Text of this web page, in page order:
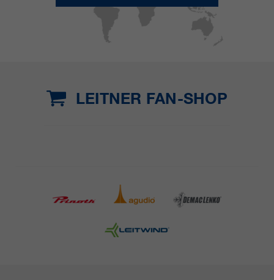
LEITNER FAN-SHOP